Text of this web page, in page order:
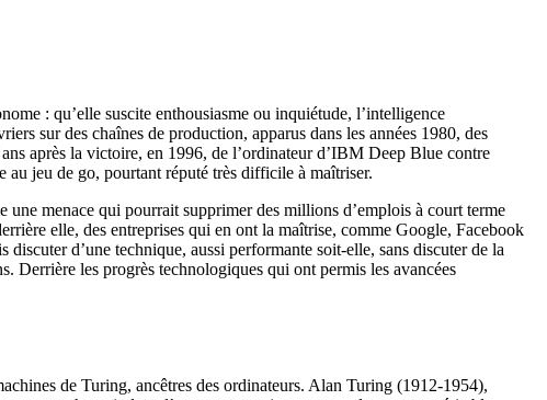
: qu’elle suscite enthousiasme ou inquiétude, l’intelligence
sur des chaînes de production, apparus dans les années 1980, des
après la victoire, en 1996, de l’ordinateur d’IBM Deep Blue contre
au jeu de go, pourtant réputé très difficile à maîtriser.
menace qui pourrait supprimer des millions d’emplois à court terme
elle, des entreprises qui en ont la maîtrise, comme Google, Facebook
d’une technique, aussi performante soit-elle, sans discuter de la
Derrière les progrès technologiques qui ont permis les avancées
de Turing, ancêtres des ordinateurs. Alan Turing (1912-1954),